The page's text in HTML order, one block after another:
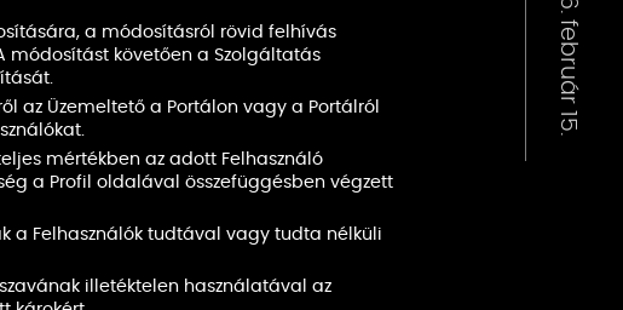
a módosításról rövid felhívás
követően a Szolgáltatás
az Üzemeltető a Portálon vagy a Portálról
mértékben az adott Felhasználó
a Profil oldalával összefüggésben végzett
a Felhasználók tudtával vagy tudta nélküli
illetéktelen használatával az